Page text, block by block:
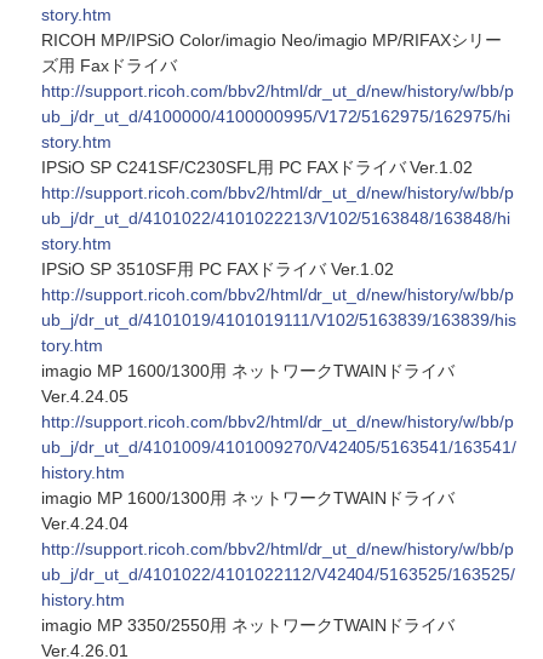
story.htm
RICOH MP/IPSiO Color/imagio Neo/imagio MP/RIFAXシリー
ズ用 Faxドライバ
http://support.ricoh.com/bbv2/html/dr_ut_d/new/history/w/bb/p
ub_j/dr_ut_d/4100000/4100000995/V172/5162975/162975/hi
story.htm
IPSiO SP C241SF/C230SFL用 PC FAXドライバ Ver.1.02
http://support.ricoh.com/bbv2/html/dr_ut_d/new/history/w/bb/p
ub_j/dr_ut_d/4101022/4101022213/V102/5163848/163848/hi
story.htm
IPSiO SP 3510SF用 PC FAXドライバ Ver.1.02
http://support.ricoh.com/bbv2/html/dr_ut_d/new/history/w/bb/p
ub_j/dr_ut_d/4101019/4101019111/V102/5163839/163839/his
tory.htm
imagio MP 1600/1300用 ネットワークTWAINドライバ
Ver.4.24.05
http://support.ricoh.com/bbv2/html/dr_ut_d/new/history/w/bb/p
ub_j/dr_ut_d/4101009/4101009270/V42405/5163541/163541/
history.htm
imagio MP 1600/1300用 ネットワークTWAINドライバ
Ver.4.24.04
http://support.ricoh.com/bbv2/html/dr_ut_d/new/history/w/bb/p
ub_j/dr_ut_d/4101022/4101022112/V42404/5163525/163525/
history.htm
imagio MP 3350/2550用 ネットワークTWAINドライバ
Ver.4.26.01